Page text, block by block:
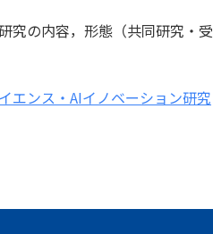
究の内容，形態（共同研究・受
エンス・AIイノベーション研究